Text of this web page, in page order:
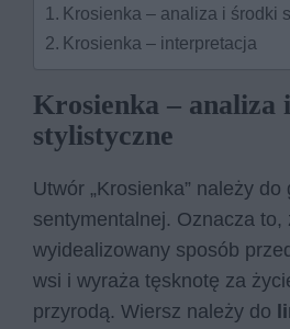
Krosienka – analiza i środki
Krosienka – interpretacja
Krosienka – analiza
stylistyczne
Utwór „Krosienka” należy
sentymentalnej. Oznacza to,
wyidealizowany sposób
wsi i wyraża tęsknotę za
przyrodą. Wiersz należy do